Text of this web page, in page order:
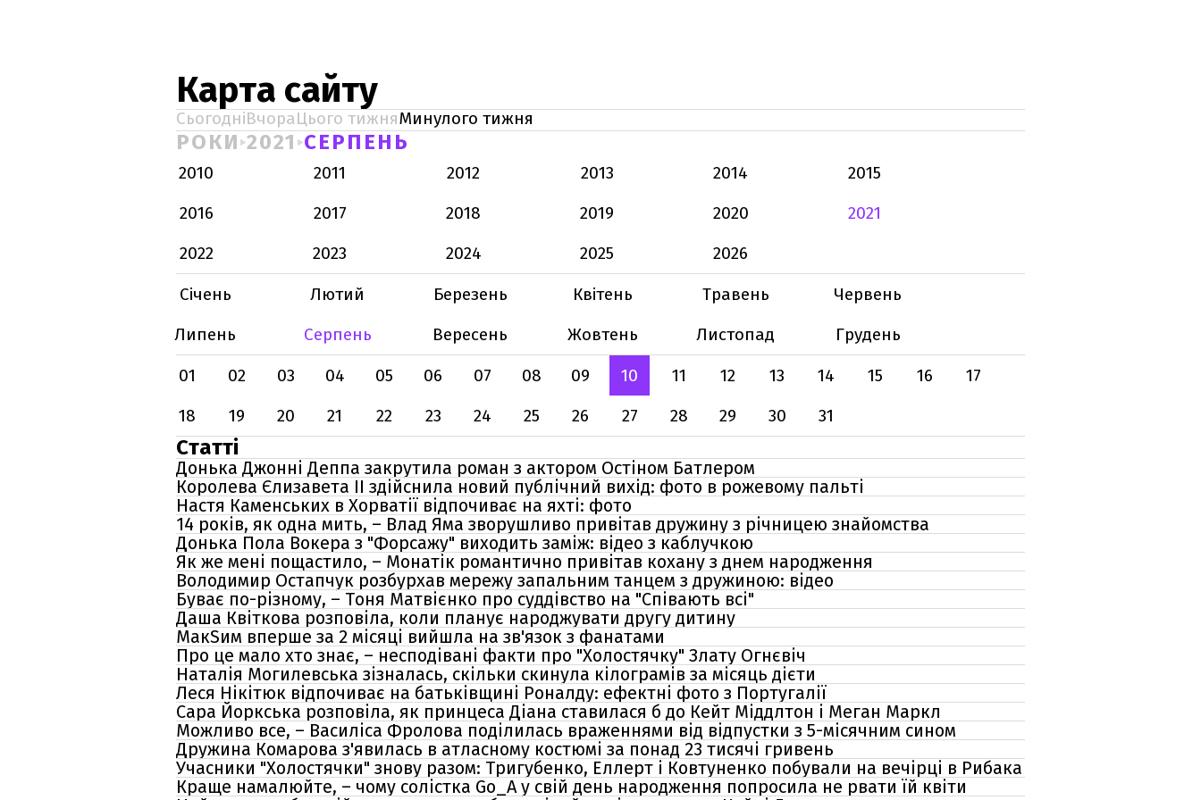
Карта сайту
СьогодніВчораЦього тижняМинулого тижня
РОКИ 2021 СЕРПЕНЬ
2010 2011 2012 2013 2014
2015
2016
2017 2018 2019 2020
2021
2022
2023 2024 2025
2026
Січень
Лютий Березень Квітень Травень
Червень
Липень
Серпень Вересень Жовтень Листопад
Грудень
01
02 03 04 05 06 07 08 09 10 11 12 13 14 15 16
17
18
19 20 21 22 23 24 25 26 27 28 29 30 31
Статті
Донька Джонні Деппа закрутила роман з актором Остіном Батлером
Королева Єлизавета II здійснила новий публічний вихід: фото в рожевому пальті
Настя Каменських в Хорватії відпочиває на яхті: фото
14 років, як одна мить, – Влад Яма зворушливо привітав дружину з річницею знайомства
Донька Пола Вокера з "Форсажу" виходить заміж: відео з каблучкою
Як же мені пощастило, – Монатік романтично привітав кохану з днем народження
Володимир Остапчук розбурхав мережу запальним танцем з дружиною: відео
Буває по-різному, – Тоня Матвієнко про суддівство на "Співають всі"
Даша Квіткова розповіла, коли планує народжувати другу дитину
МакSим вперше за 2 місяці вийшла на зв'язок з фанатами
Про це мало хто знає, – несподівані факти про "Холостячку" Злату Огнєвіч
Наталія Могилевська зізналась, скільки скинула кілограмів за місяць дієти
Леся Нікітюк відпочиває на батьківщині Роналду: ефектні фото з Португалії
Сара Йоркська розповіла, як принцеса Діана ставилася б до Кейт Міддлтон і Меган Маркл
Можливо все, – Василіса Фролова поділилась враженнями від відпустки з 5-місячним сином
Дружина Комарова з'явилась в атласному костюмі за понад 23 тисячі гривень
Учасники "Холостячки" знову разом: Тригубенко, Еллерт і Ковтуненко побували на вечірці в Рибака
Краще намалюйте, – чому солістка Go_A у свій день народження попросила не рвати їй квіти